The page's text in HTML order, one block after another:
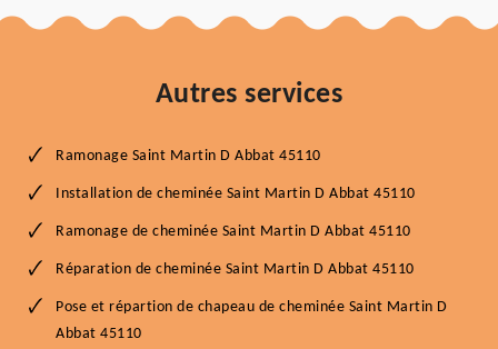
Autres services
Ramonage Saint Martin D Abbat 45110
Installation de cheminée Saint Martin D Abbat 45110
Ramonage de cheminée Saint Martin D Abbat 45110
Réparation de cheminée Saint Martin D Abbat 45110
Pose et répartion de chapeau de cheminée Saint Martin D
Abbat 45110